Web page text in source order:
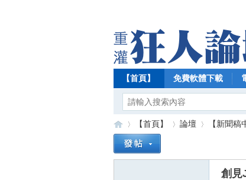
【首頁】 免費軟體下載
【首頁】 論壇 【新聞稿
創見